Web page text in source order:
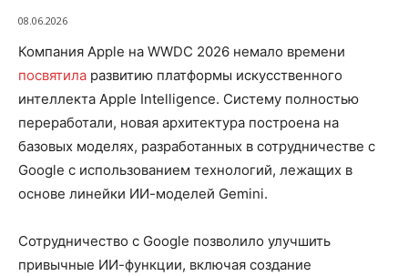
08.06.2026
Компания Apple на WWDC 2026 немало времени
посвятила развитию платформы искусственного
интеллекта Apple Intelligence. Систему полностью
переработали, новая архитектура построена на
базовых моделях, разработанных в сотрудничестве с
Google с использованием технологий, лежащих в
основе линейки ИИ-моделей Gemini.
Сотрудничество с Google позволило улучшить
привычные ИИ-функции, включая создание